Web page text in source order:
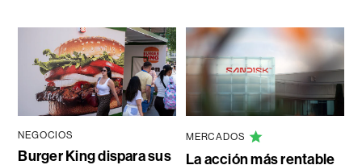
NEGOCIOS
Burger King dispara sus
MERCADOS
La acción más rentable